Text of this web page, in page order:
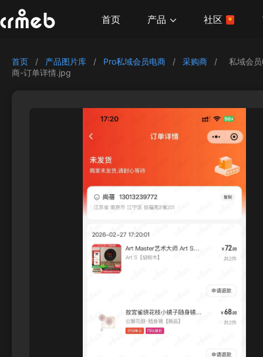
首页 产品 社区
首页 / 产品图片库 / Pro私域会员电商 / 采购商 /
私域会
商-订单详情.jpg